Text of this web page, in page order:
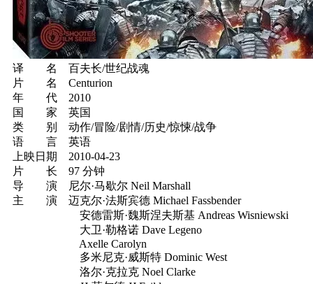
译 名 百夫长/世纪战魂
片 名 Centurion
年 代 2010
国 家 英国
类 别 动作/冒险/剧情/历史/惊悚/战争
语 言 英语
上映日期 2010-04-23
片 长 97 分钟
导 演 尼尔·马歇尔 Neil Marshall
主 演 迈克尔·法斯宾德 Michael Fassbender
安德雷斯·魏斯涅夫斯基 Andreas Wisniewski
大卫·勒格诺 Dave Legeno
Axelle Carolyn
多米尼克·威斯特 Dominic West
洛尔·克拉克 Noel Clarke